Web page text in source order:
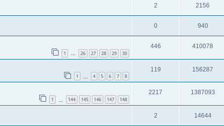
2 2156
0 940
1 … 26 27 28 29 30
446 410078
1 4 5 6 7 8
119 156287
1 144 145 146 147 148
2217 1387093
2 14644